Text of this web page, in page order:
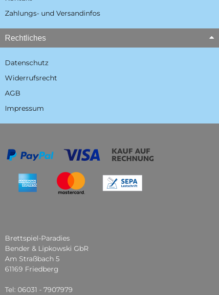
Zahlungs- und Versandinfos
Rechtliches
Datenschutz
Widerrufsrecht
AGB
Impressum
Brettspiel-Paradies
Bender & Lipkowski GbR
Am Straßbach 5
61169 Friedberg
Tel: 06031 - 7907979